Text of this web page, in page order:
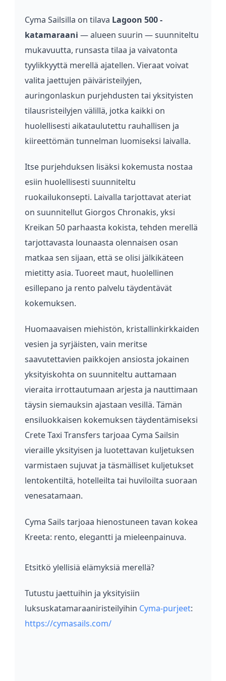
Cyma Sailsilla on tilava Lagoon 500 -
katamaraani — alueen suurin — suunniteltu
mukavuutta, runsasta tilaa ja vaivatonta
tyylikkyyttä merellä ajatellen. Vieraat voivat
valita jaettujen päiväristeilyjen,
auringonlaskun purjehdusten tai yksityisten
tilausristeilyjen välillä, jotka kaikki on
huolellisesti aikataulutettu rauhallisen ja
kiireettömän tunnelman luomiseksi laivalla.
Itse purjehduksen lisäksi kokemusta nostaa
esiin huolellisesti suunniteltu
ruokailukonsepti. Laivalla tarjottavat ateriat
on suunnitellut Giorgos Chronakis, yksi
Kreikan 50 parhaasta kokista, tehden merellä
tarjottavasta lounaasta olennaisen osan
matkaa sen sijaan, että se olisi jälkikäteen
mietitty asia. Tuoreet maut, huolellinen
esillepano ja rento palvelu täydentävät
kokemuksen.
Huomaavaisen miehistön, kristallinkirkkaiden
vesien ja syrjäisten, vain meritse
saavutettavien paikkojen ansiosta jokainen
yksityiskohta on suunniteltu auttamaan
vieraita irrottautumaan arjesta ja nauttimaan
täysin siemauksin ajastaan vesillä. Tämän
ensiluokkaisen kokemuksen täydentämiseksi
Crete Taxi Transfers tarjoaa Cyma Sailsin
vieraille yksityisen ja luotettavan kuljetuksen
varmistaen sujuvat ja täsmälliset kuljetukset
lentokentiltä, hotelleilta tai huviloilta suoraan
venesatamaan.
Cyma Sails tarjoaa hienostuneen tavan kokea
Kreeta: rento, elegantti ja mieleenpainuva.
Etsitkö ylellisiä elämyksiä merellä?
Tutustu jaettuihin ja yksityisiin
luksuskatamaraaniristeilyihin Cyma-purjeet:
https://cymasails.com/